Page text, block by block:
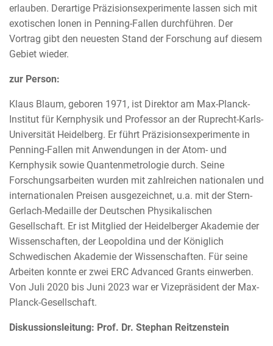
erlauben. Derartige Präzisionsexperimente lassen sich mit
exotischen Ionen in Penning-Fallen durchführen. Der
Vortrag gibt den neuesten Stand der Forschung auf diesem
Gebiet wieder.
zur Person:
Klaus Blaum, geboren 1971, ist Direktor am Max-Planck-
Institut für Kernphysik und Professor an der Ruprecht-Karls-
Universität Heidelberg. Er führt Präzisionsexperimente in
Penning-Fallen mit Anwendungen in der Atom- und
Kernphysik sowie Quantenmetrologie durch. Seine
Forschungsarbeiten wurden mit zahlreichen nationalen und
internationalen Preisen ausgezeichnet, u.a. mit der Stern-
Gerlach-Medaille der Deutschen Physikalischen
Gesellschaft. Er ist Mitglied der Heidelberger Akademie der
Wissenschaften, der Leopoldina und der Königlich
Schwedischen Akademie der Wissenschaften. Für seine
Arbeiten konnte er zwei ERC Advanced Grants einwerben.
Von Juli 2020 bis Juni 2023 war er Vizepräsident der Max-
Planck-Gesellschaft.
Diskussionsleitung: Prof. Dr. Stephan Reitzenstein